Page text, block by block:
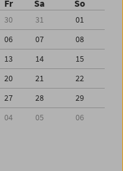
Fr Sa So
30 31
01
06 07
08
13 14
15
20 21
22
27 28
29
04 05 06